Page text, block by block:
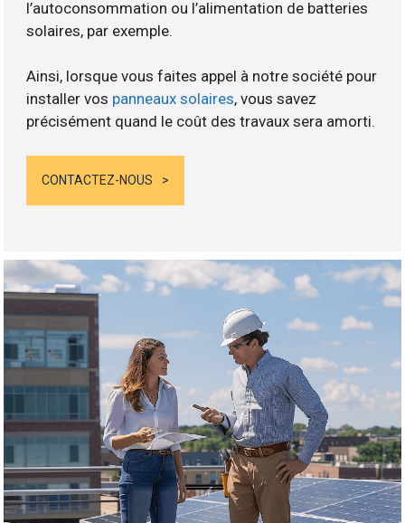
l’autoconsommation ou l’alimentation de batteries
solaires, par exemple.
Ainsi, lorsque vous faites appel à notre société pour
installer vos panneaux solaires, vous savez
précisément quand le coût des travaux sera amorti.
CONTACTEZ-NOUS